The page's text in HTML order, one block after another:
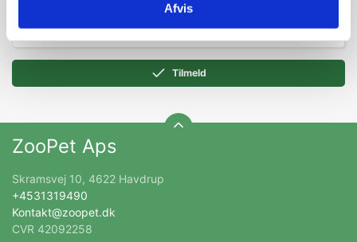
Afvis
Tilmeld
ZooPet Aps
Skramsvej 10, 4622 Havdrup
+4531319490
Kontakt@zoopet.dk
CVR 42092258